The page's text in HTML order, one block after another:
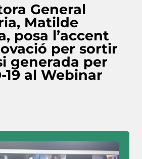
General
Matilde
posa l’accent
per sortir
generada per
19 al Webinar